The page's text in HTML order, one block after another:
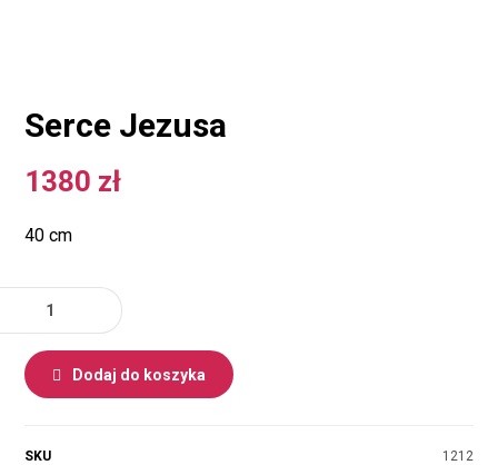
Serce Jezusa
1380 zł
40 cm
Dodaj do koszyka
SKU
1212